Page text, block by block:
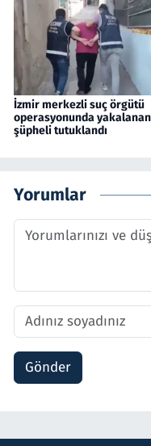
İzmir merkezli suç örgütü
operasyonunda
şüpheli tutuklandı
Yorumlar
Gönder